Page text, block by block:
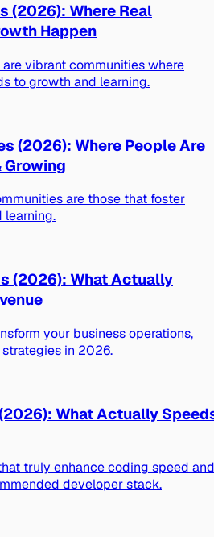
(2026): Where Real
Happen
vibrant communities where
to growth and learning.
(2026): Where People Are
are those that foster
learning.
(2026): What Actually
your business operations,
in 2026.
What Actually
truly enhance coding speed and
developer stack.